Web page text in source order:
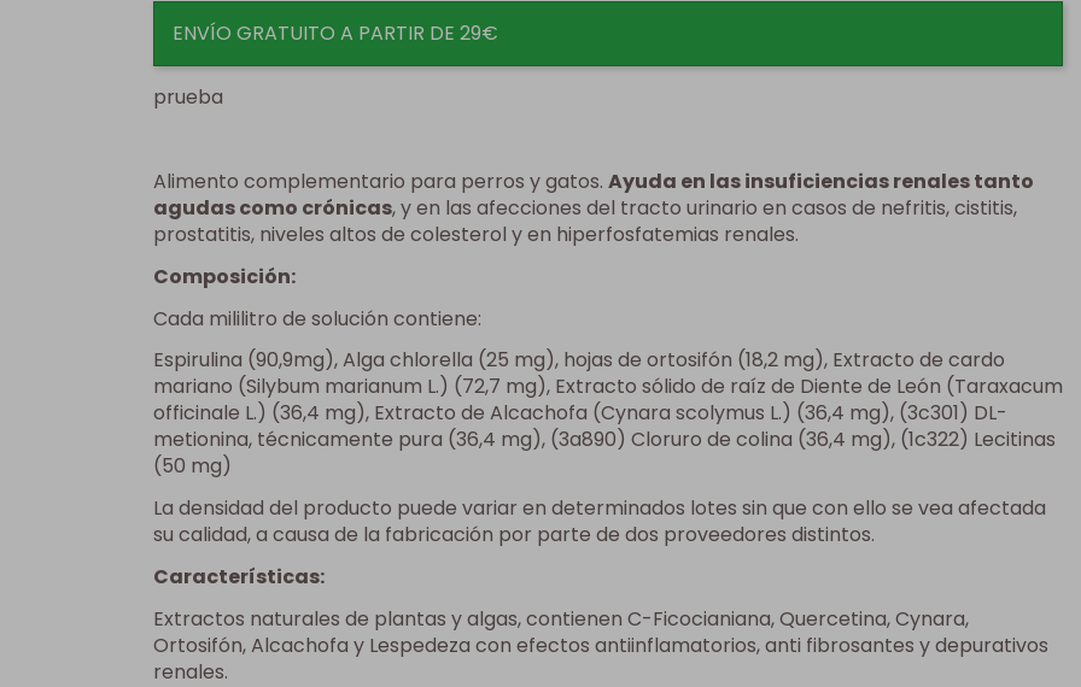
ENVÍO GRATUITO A PARTIR DE 29€
prueba
Alimento complementario para perros y gatos. Ayuda en las insuficiencias renales tanto
agudas como crónicas, y en las afecciones del tracto urinario en casos de nefritis, cistitis,
prostatitis, niveles altos de colesterol y en hiperfosfatemias renales.
Composición:
Cada mililitro de solución contiene:
Espirulina (90,9mg), Alga chlorella (25 mg), hojas de ortosifón (18,2 mg), Extracto de cardo
mariano (Silybum marianum L.) (72,7 mg), Extracto sólido de raíz de Diente de León (Taraxacum
officinale L.) (36,4 mg), Extracto de Alcachofa (Cynara scolymus L.) (36,4 mg), (3c301) DL-
metionina, técnicamente pura (36,4 mg), (3a890) Cloruro de colina (36,4 mg), (1c322) Lecitinas
(50 mg)
La densidad del producto puede variar en determinados lotes sin que con ello se vea afectada
su calidad, a causa de la fabricación por parte de dos proveedores distintos.
Características:
Extractos naturales de plantas y algas, contienen C-Ficocianiana, Quercetina, Cynara,
Ortosifón, Alcachofa y Lespedeza con efectos antiinflamatorios, anti fibrosantes y depurativos
renales.